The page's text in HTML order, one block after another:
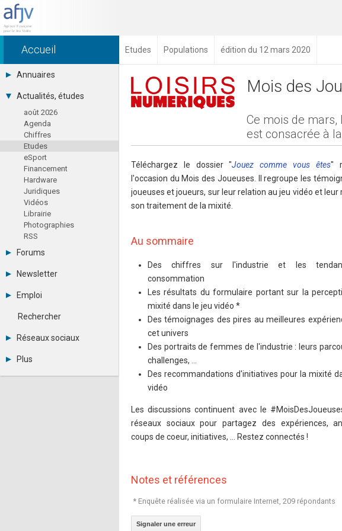
Accueil Etudes Populations édition du 12 mars 2020
Annuaires
Toutes les sociétés (691)
Studios (418)
Editeurs (49)
Distributeurs (16)
Hard. / Accessoires (10)
Middlewares (15)
Prestataires (99)
Assoc. / Syndicats (21)
Formations / Ecoles (46)
Presse spécialisée (17)
Actualités, études
août 2026
Agenda
Chiffres
Etudes
eSport
Financement
Hardware
Juridiques
Vidéos
Librairie
Photographies
RSS
Forums
Tous les forums
Se connecter
Messages privés
Contacter un modérateur
Newsletter
Archives
Abonnement
Emploi
Consulter les annonces
Observatoire de l'emploi
Rechercher
Réseaux sociaux
LinkedIn
Plus
Annonceurs
Mois des
Ce mois de
est consacrée à
Téléchargez le dossier "Jouez comme vous êtes"
l'occasion du Mois des Joueuses. Il regroupe les
joueuses et joueurs, sur leur relation au jeu vidéo et leur
son traitement de la mixité.
Au sommaire
Des chiffres sur l'industrie et les
consommation
Les résultats du formulaire portant sur la
mixité dans le jeu vidéo *
Des témoignages des pires au meilleures
cet univers
Des portraits de femmes de l'industrie : leurs
challenges, ...
Des recommandations d'initiatives pour la mixité
vidéo
Les discussions continuent avec le
réseaux sociaux pour partagez des expériences,
coups de coeur, initiatives, ... Restez connectés !
Notes et références
* Enquête réalisée via un formulaire Internet, 209 répondants
Signaler une erreur